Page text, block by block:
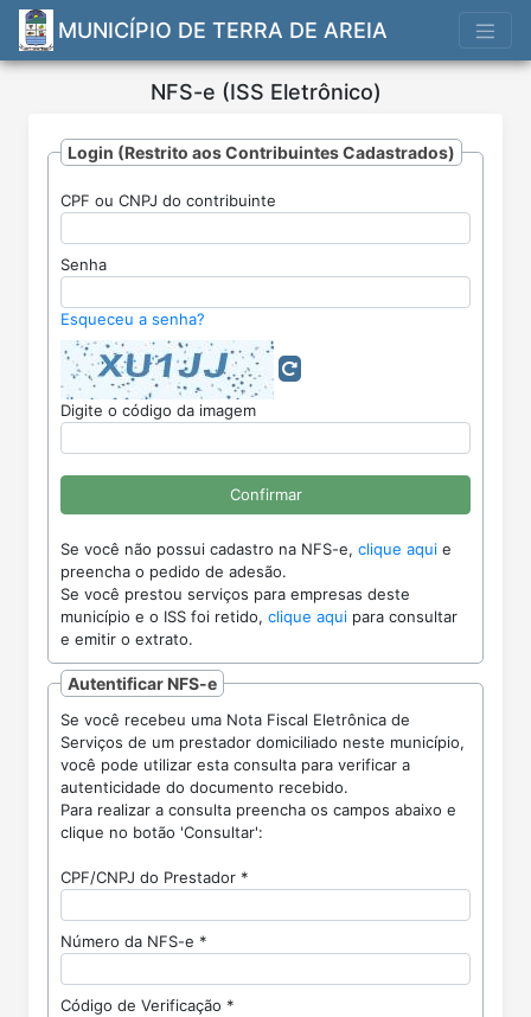
MUNICÍPIO DE TERRA DE AREIA
Serviços
NFS-e (ISS Eletrônico)
Login (Restrito aos Contribuintes Cadastrados)
CPF ou CNPJ do contribuinte
Senha
Esqueceu a senha?
Digite o código da imagem
Se você não possui cadastro na NFS-e, clique aqui
preencha o pedido de adesão.
Se você prestou serviços para empresas deste
município e o ISS foi retido, clique aqui para consultar
e emitir o extrato.
Autentificar NFS-e
Se você recebeu uma Nota Fiscal Eletrônica de
Serviços de um prestador domiciliado neste município,
você pode utilizar esta consulta para verificar a
autenticidade do documento recebido.
Para realizar a consulta preencha os campos abaixo e
clique no botão 'Consultar':
CPF/CNPJ do Prestador *
Número da NFS-e *
Código de Verificação *